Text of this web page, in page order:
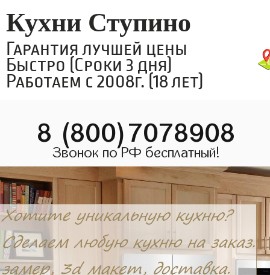
Кухни Ступино
Гарантия лучшей цены
Быстро (Сроки 3 дня)
Работаем с 2008г. (18 лет)
8 (800)7078908
Звонок по РФ бесплатный!